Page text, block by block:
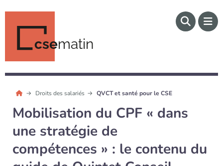
csematin
Droits des salariés QVCT et santé pour le CSE
Mobilisation du CPF « dans
une stratégie de
compétences » : le contenu du